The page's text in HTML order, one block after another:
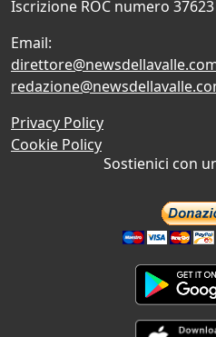
Iscrizione ROC numero
Email:
Privacy Policy
Cookie Policy
Sostienici con